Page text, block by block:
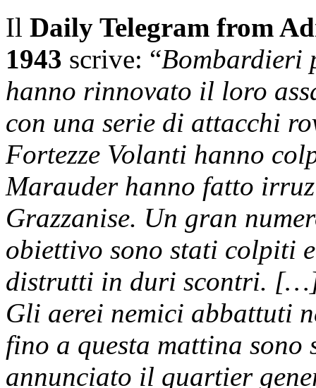
Il Daily Telegram from
1943 scrive: “Bombardieri
hanno rinnovato il loro
con una serie di attacchi
Fortezze Volanti hanno
Marauder hanno fatto
Grazzanise. Un gran
obiettivo sono stati colpiti
distrutti in duri scontri.
Gli aerei nemici abbattuti
fino a questa mattina sono
annunciato il quartier